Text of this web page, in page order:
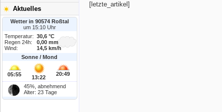
Aktuelles
Wetter in 90574 Roßtal
um 15:10 Uhr
Temperatur:
30,6 °C
Regen 24h:
0,00 mm
Wind:
14,5 km/h
Sonne / Mond
05:55 13:22
20:49
45%, abnehmend
Alter: 23 Tage
[letzte_artikel]